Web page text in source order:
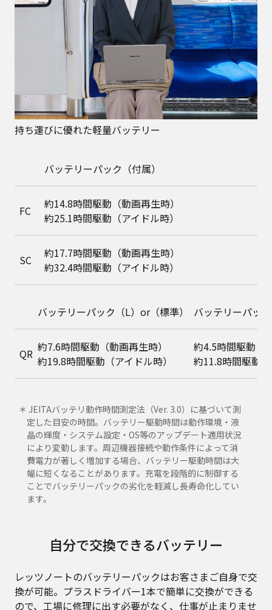
持ち運びに優れた軽量バッテリー
バッテリーパック（付属）
FC
約14.8時間駆動（動画再生時）
約25.1時間駆動（アイドル時）
SC
約17.7時間駆動（動画再生時）
約32.4時間駆動（アイドル時）
バッテリーパック（L）or（標準） バッテリーパッ
QR 約7.6時間駆動（動画再生時）
約19.8時間駆動（アイドル時）
約4.5時間駆動（
約11.8時間駆動
＊ JEITAバッテリ動作時間測定法（Ver. 3.0）に基づいて測
定した目安の時間。バッテリー駆動時間は動作環境・液
晶の輝度・システム設定・OS等のアップデート適用状況
により変動します。周辺機器接続や動作条件によって消
費電力が著しく増加する場合、バッテリー駆動時間は大
幅に短くなることがあります。充電を段階的に制御する
ことでバッテリーパックの劣化を軽減し長寿命化してい
ます。
自分で交換できるバッテリー
レッツノートのバッテリーパックはお客さまご自身で交
換が可能。プラスドライバー1本で簡単に交換ができる
ので、工場に修理に出す必要がなく、仕事が止まりませ